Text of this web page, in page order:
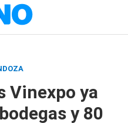
Vinexpo ya
y 80